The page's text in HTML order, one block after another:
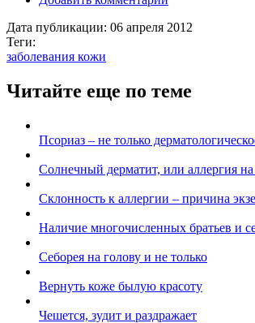
Дата публикации: 06 апреля 2012
Теги:
заболевания кожи
Читайте еще по теме
Псориаз – не только
Солнечный дерматит, или аллергия
Cклонность к аллергии – причина
Наличие многочисленных братьев и
Себорея на голову и не только
Вернуть коже былую красоту
Чешется, зудит и раздражает